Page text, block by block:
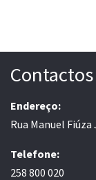
Contactos
Endereço:
Rua Manuel
Telefone:
258 800 020